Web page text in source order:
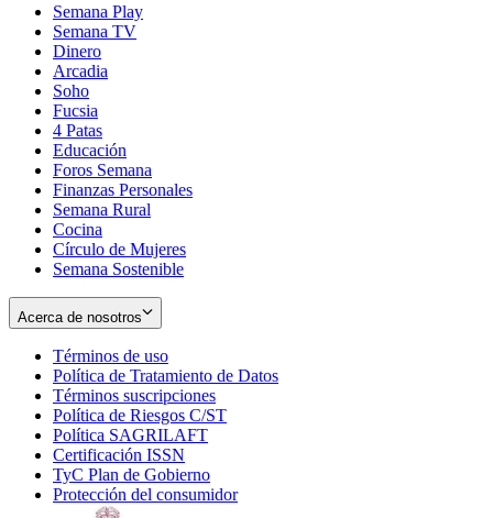
Semana Play
Semana TV
Dinero
Arcadia
Soho
in
new
window
Fucsia
in
new
window
4 Patas
Educación
Foros Semana
Finanzas Personales
Semana Rural
Cocina
Círculo de Mujeres
Semana Sostenible
Acerca de nosotros
Términos de uso
in
new
window
Política de Tratamiento de Datos
Términos suscripciones
in
Política de Riesgos C/ST
Política SAGRILAFT
new
window
Certificación ISSN
in
new
TyC Plan de Gobierno
in
Protección del consumidorOpens